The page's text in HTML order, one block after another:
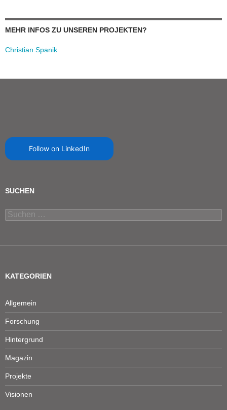
MEHR INFOS ZU UNSEREN PROJEKTEN?
Christian Spanik
Follow on LinkedIn
SUCHEN
Suchen
nach:
KATEGORIEN
Allgemein
Forschung
Hintergrund
Magazin
Projekte
Visionen